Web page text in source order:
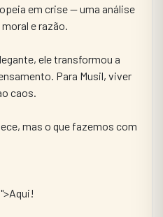
em crise — uma análise
e razão.
ele transformou a
Para Musil, viver
caos.
mas o que fazemos com
">Aqui!